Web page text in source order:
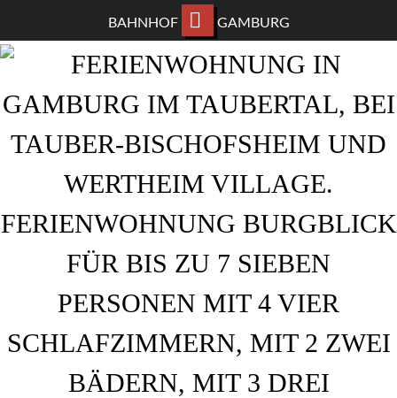
ZUM
HAUPTINHALT
WECHSELN
BAHNHOF GAMBURG